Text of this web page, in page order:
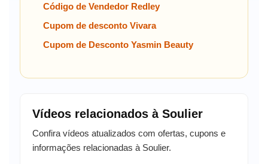
Código de Vendedor Redley
Cupom de desconto Vivara
Cupom de Desconto Yasmin Beauty
Vídeos relacionados à Soulier
Confira vídeos atualizados com ofertas, cupons e
informações relacionadas à Soulier.